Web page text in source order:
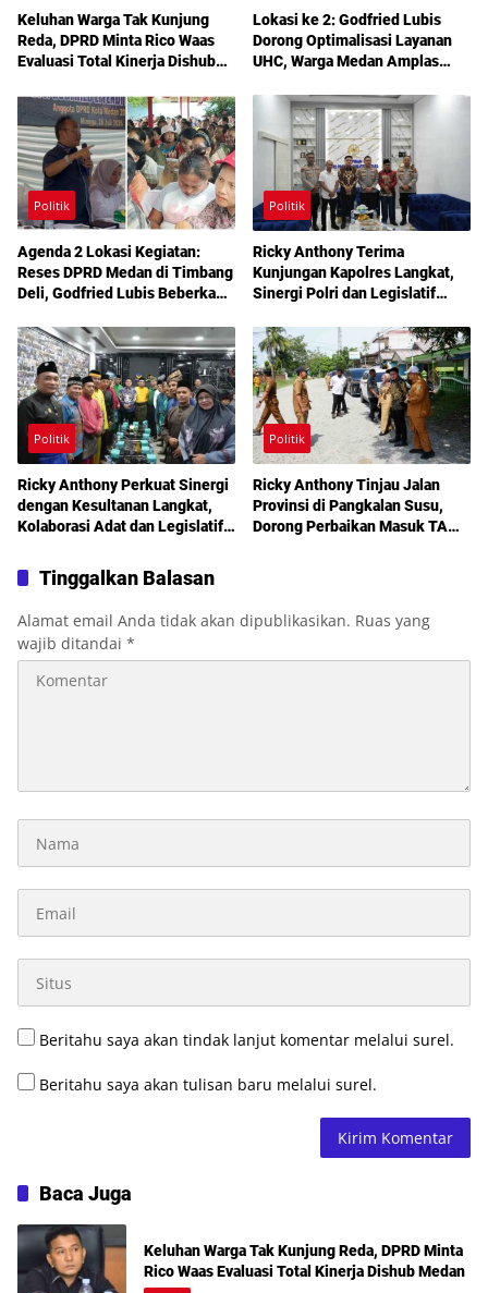
Keluhan Warga Tak Kunjung
Reda, DPRD Minta Rico Waas
Evaluasi Total Kinerja Dishub
Lokasi ke 2: Godfried Lubis
Dorong Optimalisasi Layanan
UHC, Warga Medan Amplas
Berobat Gratis Bermodal KTP
Politik
Agenda 2 Lokasi Kegiatan:
Reses DPRD Medan di Timbang
Deli, Godfried Lubis Beberkan
Layanan Kesehatan Gratis
Politik
Ricky Anthony Terima
Kunjungan Kapolres Langkat,
Sinergi Polri dan Legislatif
Politik
Ricky Anthony Perkuat Sinergi
dengan Kesultanan Langkat,
Kolaborasi Adat dan Legislatif
Politik
Ricky Anthony Tinjau Jalan
Provinsi di Pangkalan Susu,
Dorong Perbaikan Masuk TA
Tinggalkan Balasan
Alamat email Anda tidak akan dipublikasikan. Ruas yang
wajib ditandai *
Beritahu saya akan tindak lanjut komentar melalui surel.
Beritahu saya akan tulisan baru melalui surel.
Baca Juga
Keluhan Warga Tak Kunjung Reda, DPRD Minta
Rico Waas Evaluasi Total Kinerja Dishub Medan